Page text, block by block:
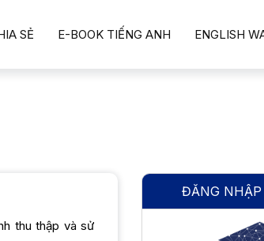
SẺ E-BOOK TIẾNG ANH ENGLISH
thu thập và sử
ĐĂNG